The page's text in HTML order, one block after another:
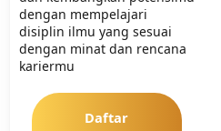
dengan mempelajari
disiplin ilmu yang sesuai
dengan minat dan rencana
kariermu
Daftar